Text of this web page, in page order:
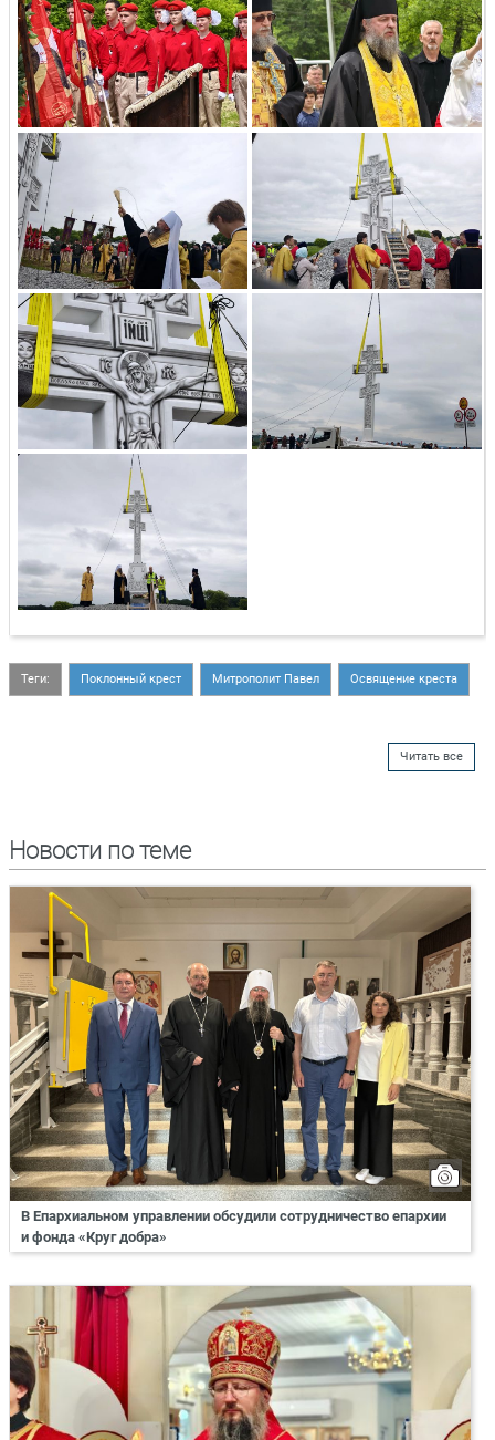
Теги: Поклонный крест Митрополит Павел Освящение креста
Читать все
Новости по теме
В Епархиальном управлении обсудили сотрудничество епархии
и фонда «Круг добра»